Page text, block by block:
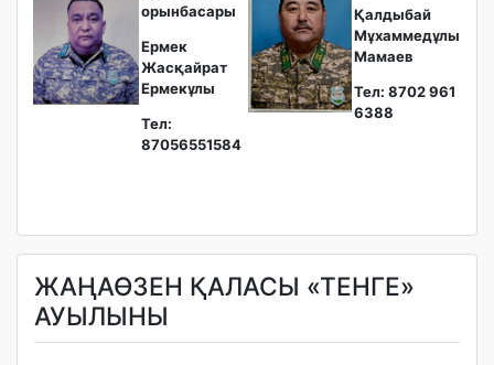
орынбасары
Ермек
Жасқайрат
Ермекұлы
Тел:
87056551584
Қалдыбай
Мұхаммедұлы
Мамаев
Тел: 8702 961
6388
ЖАҢАӨЗЕН ҚАЛАСЫ «ТЕНГЕ»
АУЫЛЫНЫ